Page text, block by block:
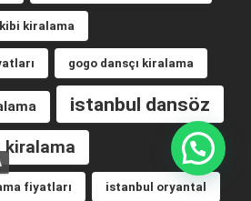
kiralama
gogo dansçı kiralama
istanbul dansöz
kiralama
fiyatları istanbul oryantal